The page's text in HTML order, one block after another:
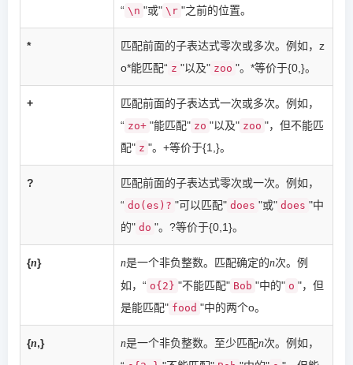
“ \n "或" \r "之前的位置。
*
匹配前面的子表达式零次或多次。例如，z
o*能匹配“ z "以及" zoo "。*等价于{0,}。
+
匹配前面的子表达式一次或多次。例如，
“ zo+ "能匹配" zo "以及" zoo "，但不能匹
配" z "。+等价于{1,}。
?
匹配前面的子表达式零次或一次。例如，
“ do(es)? "可以匹配" does "或" does "中
的" do "。?等价于{0,1}。
{n} n是一个非负整数。匹配确定的n次。例
如，“ o{2} "不能匹配" Bob "中的" o "，但
是能匹配" food "中的两个o。
{n,} n是一个非负整数。至少匹配n次。例如，